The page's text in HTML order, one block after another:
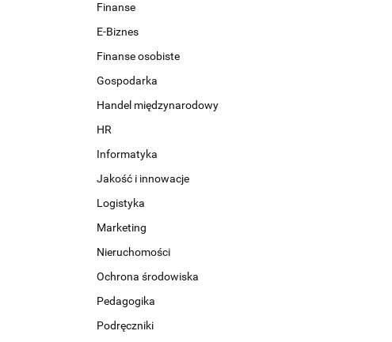
Finanse
E-Biznes
Finanse osobiste
Gospodarka
Handel międzynarodowy
HR
Informatyka
Jakość i innowacje
Logistyka
Marketing
Nieruchomości
Ochrona środowiska
Pedagogika
Podręczniki